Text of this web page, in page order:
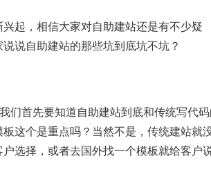
起，相信大家对自助建站还是有不少疑
说自助建站的那些坑到底坑不坑？
们首先要知道自助建站到底和传统写代码
这个是重点吗？当然不是，传统建站就
选择，或者去国外找一个模板就给客户